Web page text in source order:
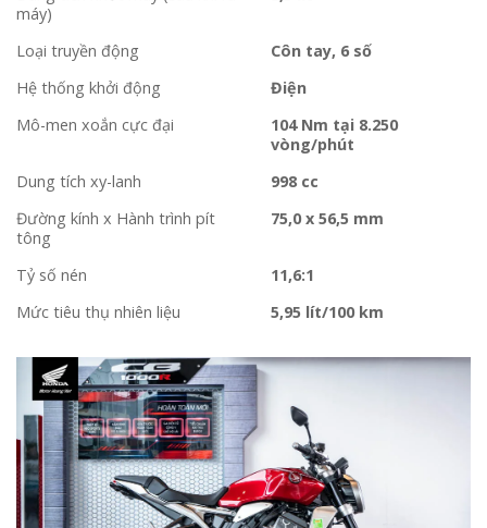
máy)
Loại truyền động
Côn tay, 6 số
Hệ thống khởi động
Điện
Mô-men xoắn cực đại
104 Nm tại 8.250
vòng/phút
Dung tích xy-lanh
998 cc
Đường kính x Hành trình pít
tông
75,0 x 56,5 mm
Tỷ số nén
11,6:1
Mức tiêu thụ nhiên liệu
5,95 lít/100 km